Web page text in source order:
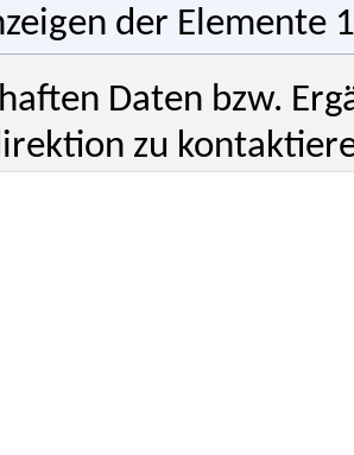
der Elemente
Daten bzw.
zu